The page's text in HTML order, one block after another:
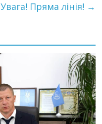
Увага! Пряма лінія! →